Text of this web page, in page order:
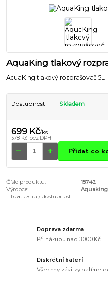
AquaKing tlakový
AquaKing tlakový rozprašovač
Dostupnost Skladem
699 Kč/ks
578 Kč bez DPH
Přidat do
Číslo produktu:
15742
Výrobce:
Aquaking
Hlídat cenu / dostupnost
Doprava zdarma
Při nákupu nad 3000 Kč
Diskrétní balení
Všechny zásilky balíme